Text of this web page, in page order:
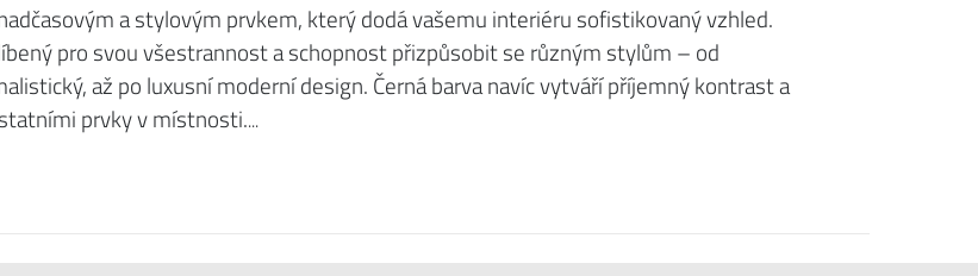
a stylovým prvkem, který dodá vašemu interiéru sofistikovaný vzhled.
pro svou všestrannost a schopnost přizpůsobit se různým stylům – od
až po luxusní moderní design. Černá barva navíc vytváří příjemný kontrast a
prvky v místnosti.